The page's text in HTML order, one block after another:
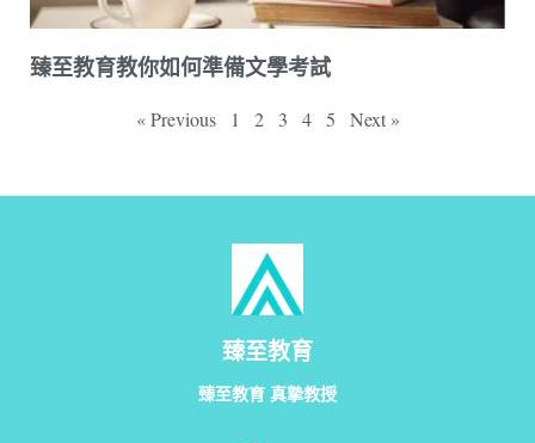
臻至教育教你如何準備文學考試
« Previous 1 2 3 4 5 Next »
臻至教育
臻至教育 真摯教授